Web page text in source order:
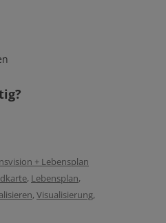
+ Lebensplan
, Lebensplan,
, Visualisierung,